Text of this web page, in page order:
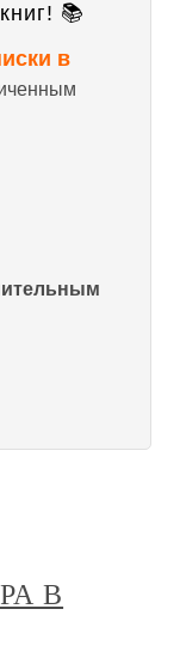
📚
в
В